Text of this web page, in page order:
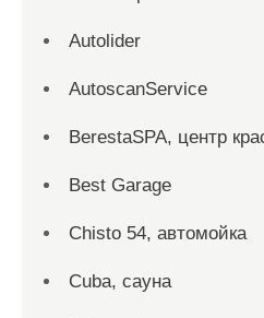
Autolider
AutoscanService
BerestaSPA, центр
Best Garage
Chisto 54, автомойка
Cuba, сауна